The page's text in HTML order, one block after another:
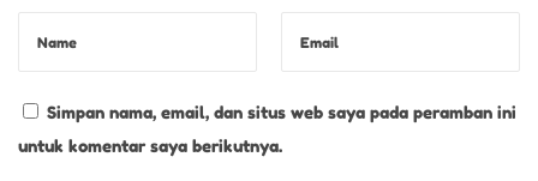
Simpan nama, email, dan situs web saya pada peramban ini
untuk komentar saya berikutnya.